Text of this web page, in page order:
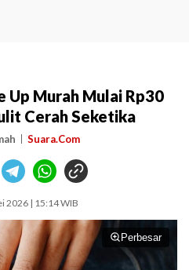
Up Murah Mulai Rp30
Cerah Seketika
Suara.Com
2026 | 15:14 WIB
Perbesar